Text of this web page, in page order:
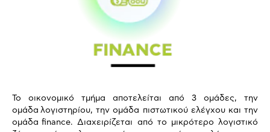
Το οικονομικό τμήμα αποτελείται από 3 ομάδες, την
ομάδα λογιστηρίου, την ομάδα πιστωτικού ελέγχου και την
ομάδα finance. Διαχειρίζεται από το μικρότερο λογιστικό